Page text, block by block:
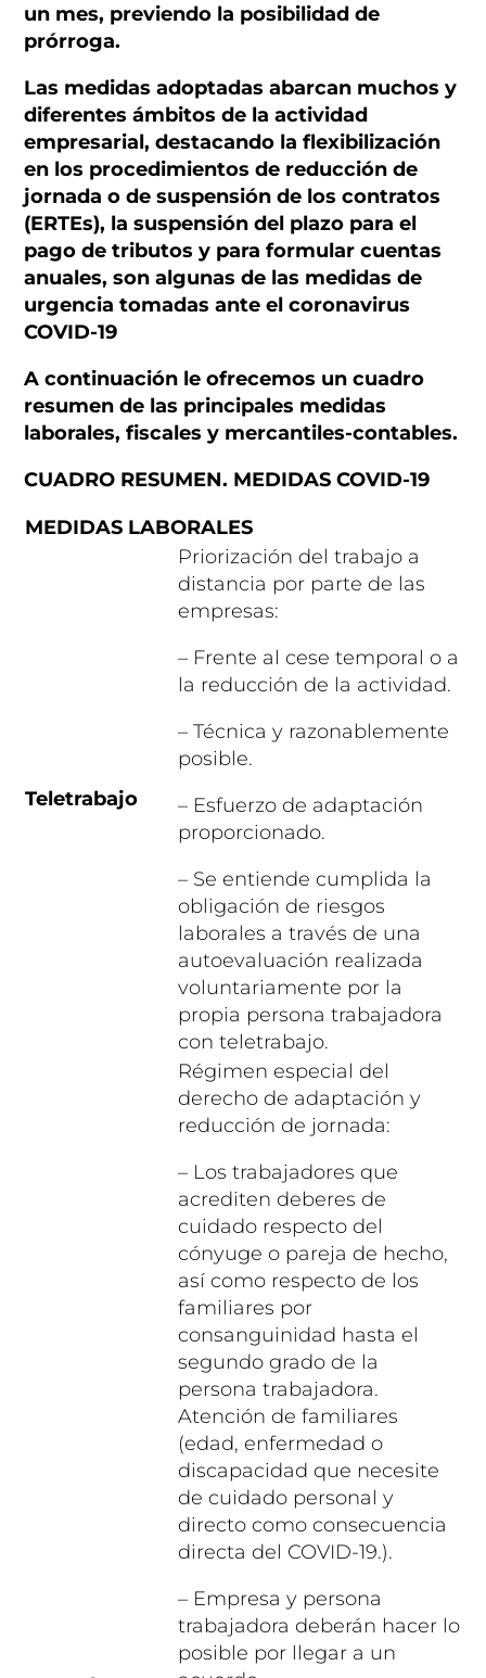
un mes, previendo la posibilidad de
prórroga.
Las medidas adoptadas abarcan muchos y
diferentes ámbitos de la actividad
empresarial, destacando la flexibilización
en los procedimientos de reducción de
jornada o de suspensión de los contratos
(ERTEs), la suspensión del plazo para el
pago de tributos y para formular cuentas
anuales, son algunas de las medidas de
urgencia tomadas ante el coronavirus
COVID-19
A continuación le ofrecemos un cuadro
resumen de las principales medidas
laborales, fiscales y mercantiles-contables.
CUADRO RESUMEN. MEDIDAS COVID-19
MEDIDAS LABORALES
Teletrabajo
Priorización del trabajo a
distancia por parte de las
empresas:
– Frente al cese temporal o a
la reducción de la actividad.
– Técnica y razonablemente
posible.
– Esfuerzo de adaptación
proporcionado.
– Se entiende cumplida la
obligación de riesgos
laborales a través de una
autoevaluación realizada
voluntariamente por la
propia persona trabajadora
con teletrabajo.
Régimen especial del
derecho de adaptación y
reducción de jornada:
– Los trabajadores que
acrediten deberes de
cuidado respecto del
cónyuge o pareja de hecho,
así como respecto de los
familiares por
consanguinidad hasta el
segundo grado de la
persona trabajadora.
Atención de familiares
(edad, enfermedad o
discapacidad que necesite
de cuidado personal y
directo como consecuencia
directa del COVID-19.).
– Empresa y persona
trabajadora deberán hacer lo
posible por llegar a un